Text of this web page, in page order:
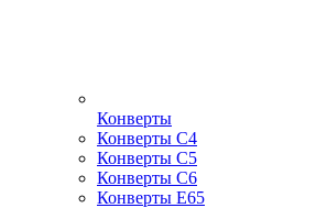
Конверты
Конверты С4
Конверты С5
Конверты С6
Конверты Е65